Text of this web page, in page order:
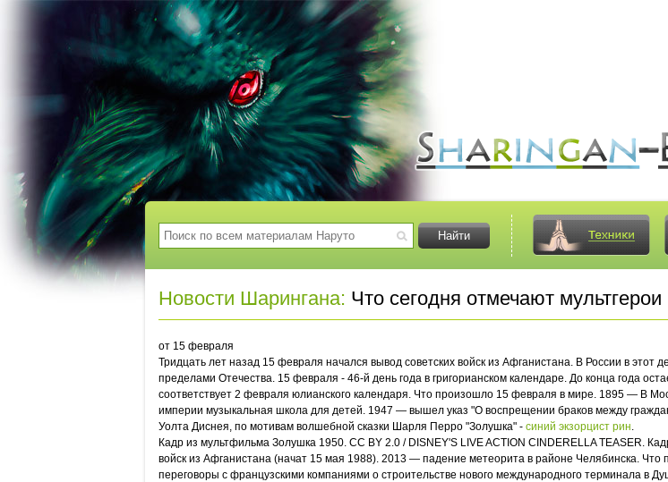
Новости Шарингана: Что сегодня отмечают мультгерои
от 15 февраля
Тридцать лет назад 15 февраля начался вывод советских войск из Афганистана. В России в
пределами Отечества. 15 февраля - 46-й день года в григорианском календаре. До конца года
соответствует 2 февраля юлианского календаря. Что произошло 15 февраля в мире. 1895 — В
империи музыкальная школа для детей. 1947 — вышел указ "О воспрещении браков между
Уолта Диснея, по мотивам волшебной сказки Шарля Перро "Золушка" - синий экзорцист рин.
Кадр из мультфильма Золушка 1950. CC BY 2.0 / DISNEY'S LIVE ACTION CINDERELLA TEASER.
войск из Афганистана (начат 15 мая 1988). 2013 — падение метеорита в районе Челябинска.
переговоры с французскими компаниями о строительстве нового международного терминала в